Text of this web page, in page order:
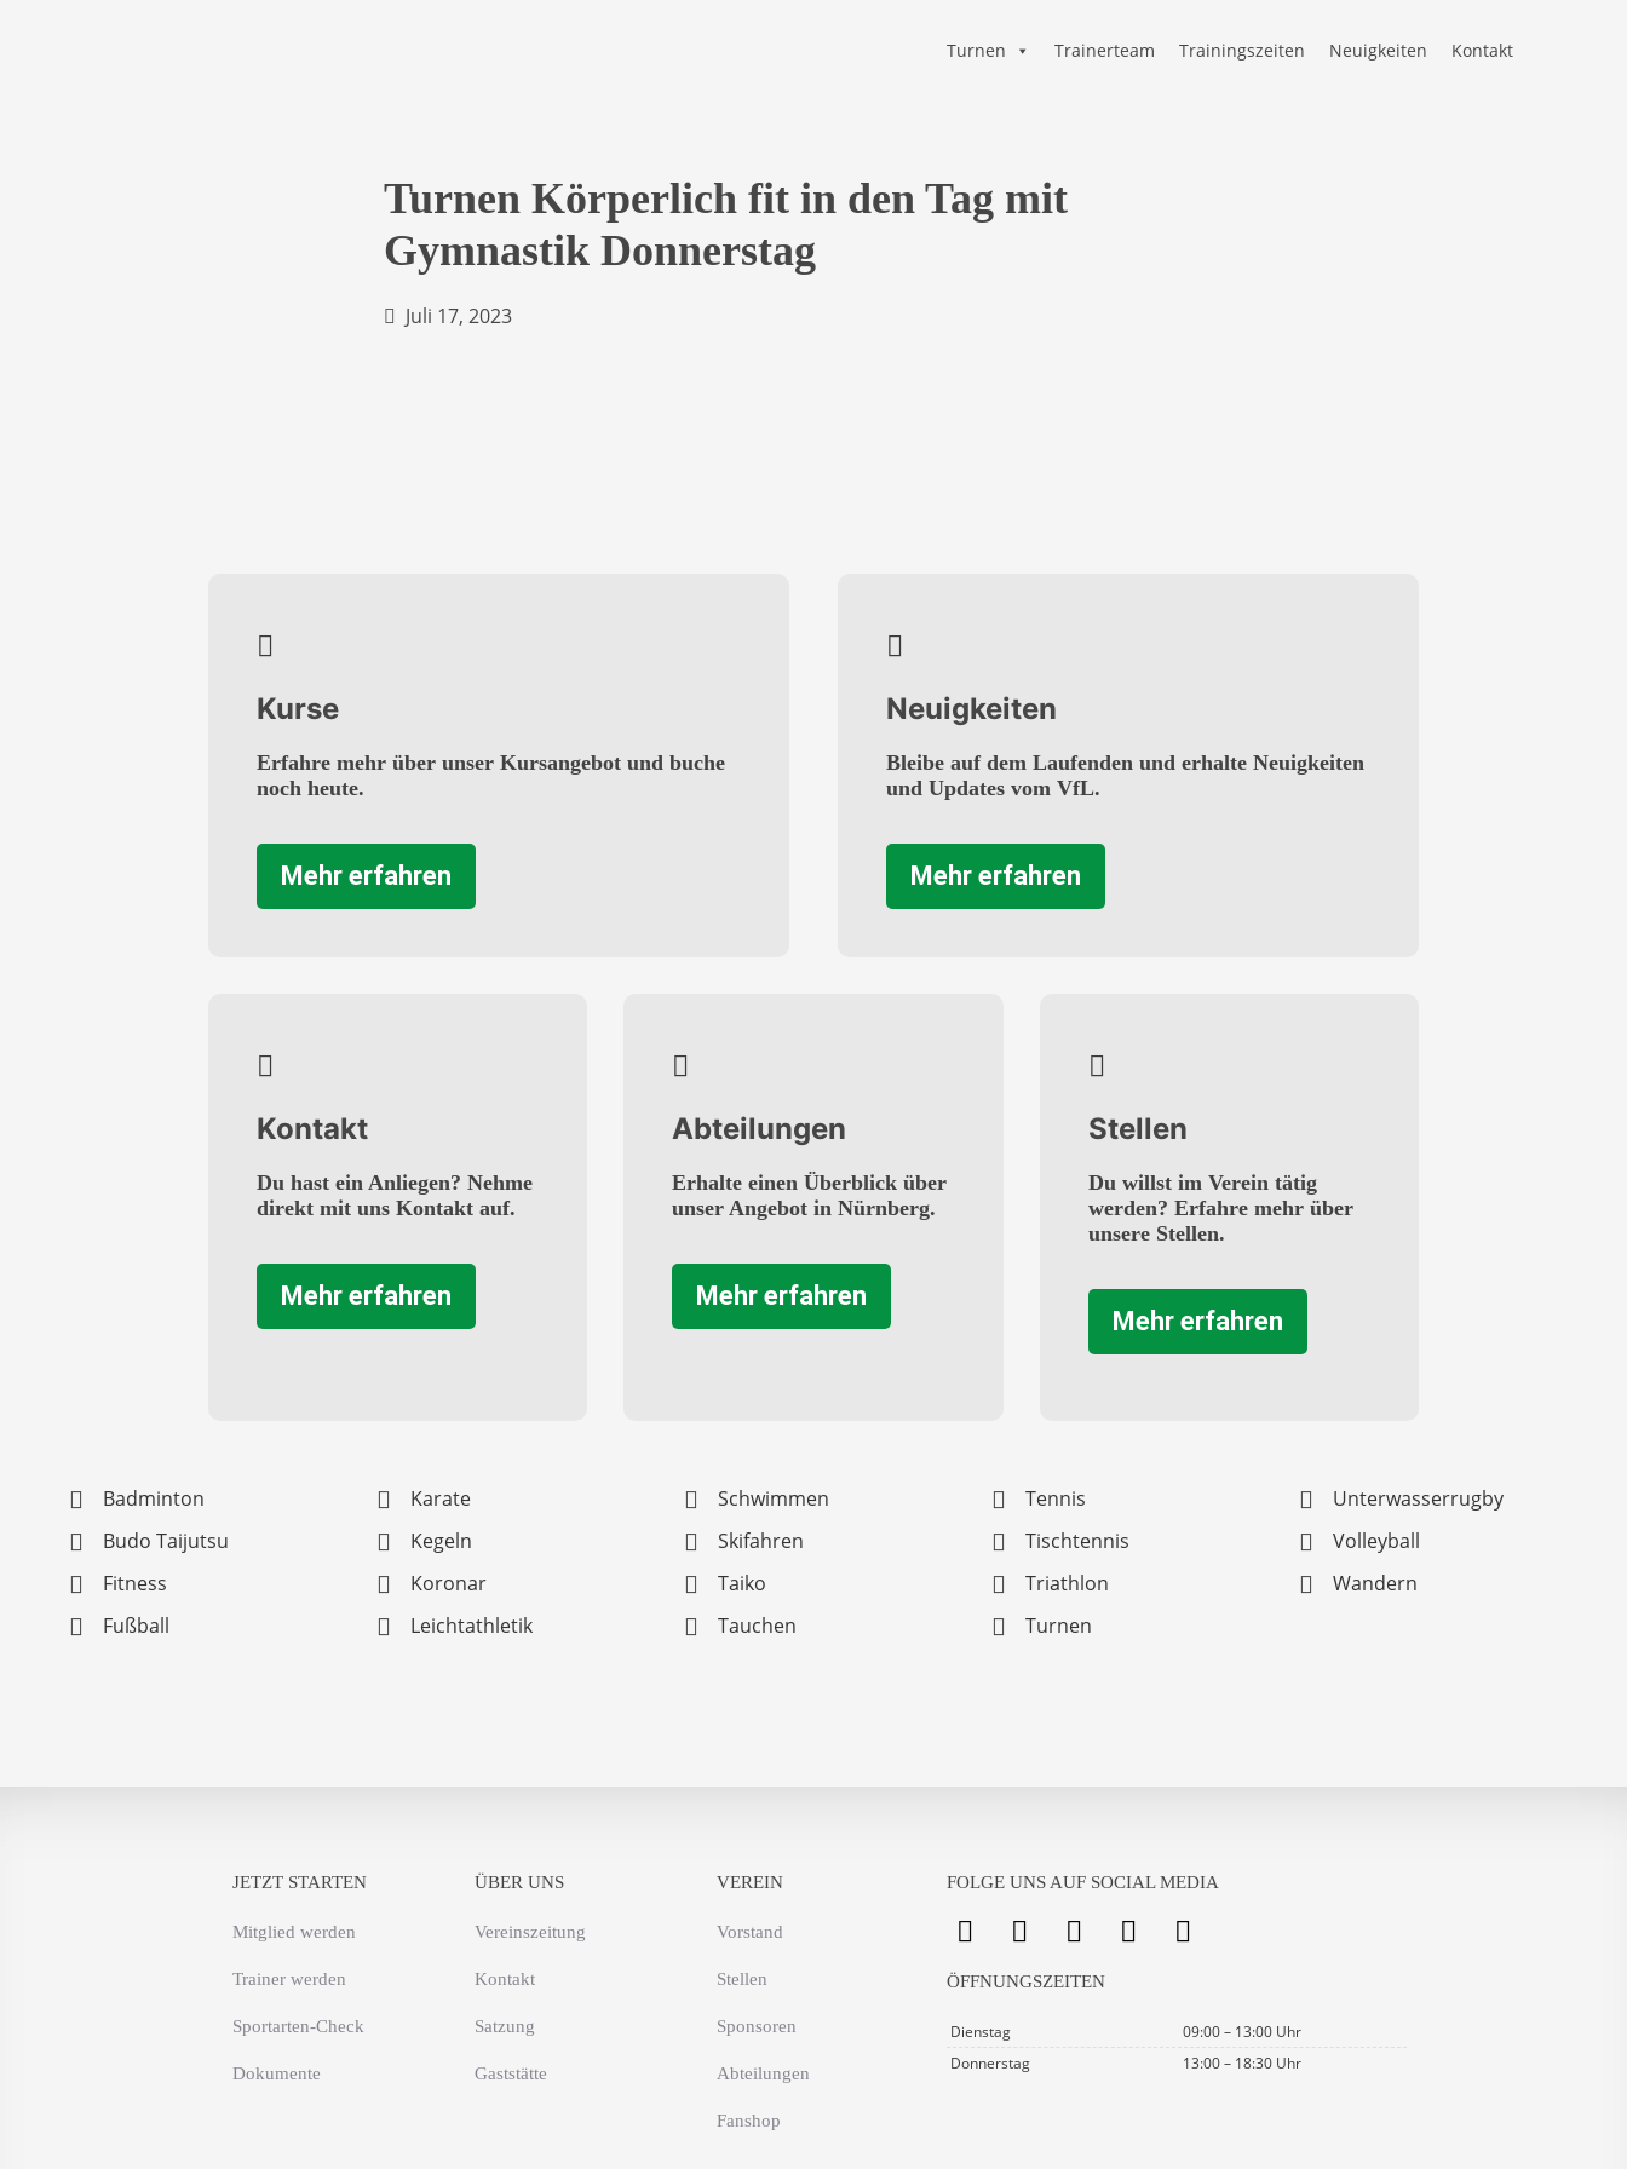
Turnen Trainerteam Trainingszeiten Neuigkeiten Kontakt
Turnen Körperlich fit in den Tag mit
Gymnastik Donnerstag
Juli 17, 2023
Kurse
Erfahre mehr über unser Kursangebot und buche
noch heute.
Mehr erfahren
Neuigkeiten
Bleibe auf dem Laufenden und erhalte Neuigkeiten
und Updates vom VfL.
Mehr erfahren
Kontakt
Du hast ein Anliegen? Nehme
direkt mit uns Kontakt auf.
Mehr erfahren
Abteilungen
Erhalte einen Überblick über
unser Angebot in Nürnberg.
Mehr erfahren
Stellen
Du willst im Verein tätig
werden? Erfahre mehr über
unsere Stellen.
Mehr erfahren
Badminton
Budo Taijutsu
Fitness
Fußball
Karate
Kegeln
Koronar
Leichtathletik
Schwimmen
Skifahren
Taiko
Tauchen
Tennis
Tischtennis
Triathlon
Turnen
Unterwasserrugby
Volleyball
Wandern
JETZT STARTEN
Mitglied werden
Trainer werden
Sportarten-Check
Dokumente
ÜBER UNS
Vereinszeitung
Kontakt
Satzung
Gaststätte
VEREIN
Vorstand
Stellen
Sponsoren
Abteilungen
Fanshop
FOLGE UNS AUF SOCIAL MEDIA
ÖFFNUNGSZEITEN
Dienstag
09:00 – 13:00 Uhr
Donnerstag
13:00 – 18:30 Uhr